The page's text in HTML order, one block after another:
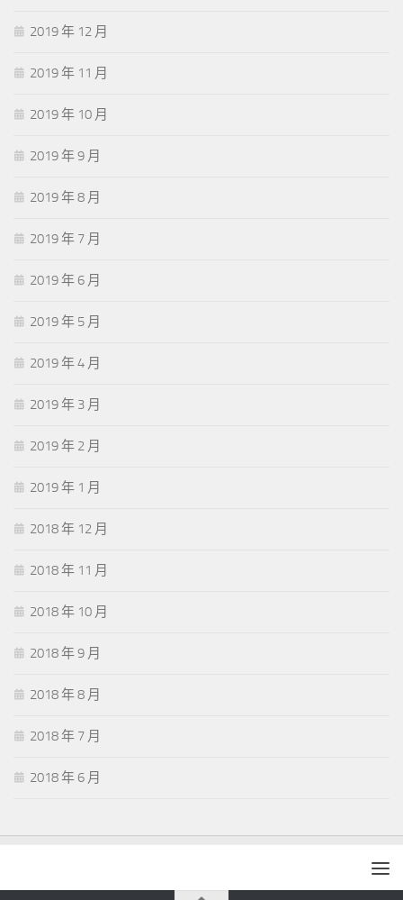
2019 年 12 月
2019 年 11 月
2019 年 10 月
2019 年 9 月
2019 年 8 月
2019 年 7 月
2019 年 6 月
2019 年 5 月
2019 年 4 月
2019 年 3 月
2019 年 2 月
2019 年 1 月
2018 年 12 月
2018 年 11 月
2018 年 10 月
2018 年 9 月
2018 年 8 月
2018 年 7 月
2018 年 6 月